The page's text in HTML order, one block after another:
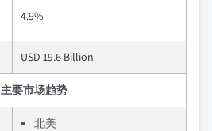
4.9%
USD 19.6 Billion
主要市场趋势
北美